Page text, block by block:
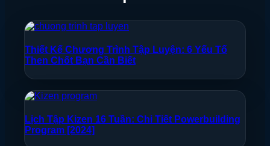
Thiết Kế Chương Trình Tập Luyện: 6 Yếu Tố
Then Chốt Bạn Cần Biết
Lịch Tập Kizen 16 Tuần: Chi Tiết Powerbuilding
Program [2024]